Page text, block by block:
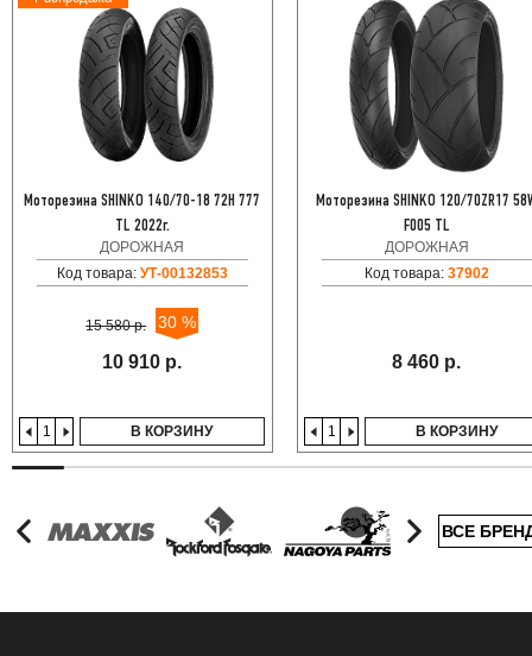
Моторезина SHINKO 140/70-18 72H 777
TL 2022г.
ДОРОЖНАЯ
Код товара: УТ-00132853
15 580 р. 30 %
10 910 р.
В КОРЗИНУ
Моторезина SHINKO 120/70ZR17
F005 TL
ДОРОЖНАЯ
Код товара: 37902
8 460 р.
В КОРЗИНУ
ВСЕ